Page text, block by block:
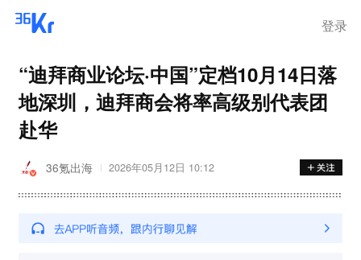
登录
“迪拜商业论坛·中国”定档10月14日落
地深圳，迪拜商会将率高级别代表团
赴华
36氪出海 2026年05月12日 10:12